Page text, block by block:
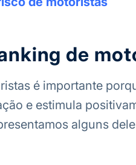
de
é importante
e estimula
alguns